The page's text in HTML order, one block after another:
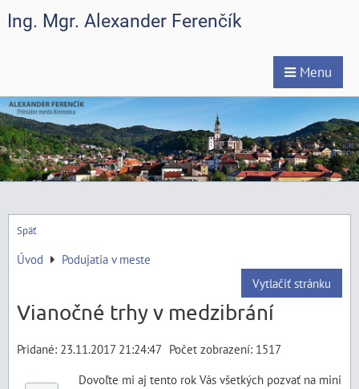
Ing. Mgr. Alexander Ferenčík
Menu
Späť
Úvod
Podujatia v meste
Vytlačiť stránku
Vianočné trhy v medzibrání
Pridané: 23.11.2017 21:24:47 Počet zobrazení: 1517
Dovoľte mi aj tento rok Vás všetkých pozvať na mini